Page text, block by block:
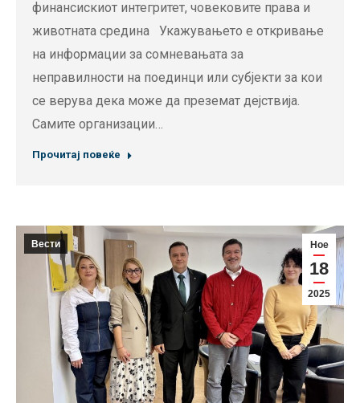
финансискиот интегритет, човековите права и
животната средина Укажувањето е откривање
на информации за сомневањата за
неправилности на поединци или субјекти за кои
се верува дека може да преземат дејствија.
Самите организации…
Прочитај повеќе
Ное
18
2025
Вести